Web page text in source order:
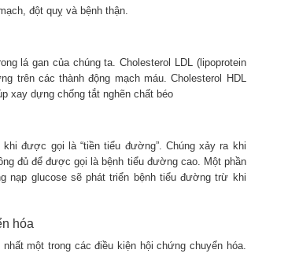
đột quỵ và bệnh thận.
lá gan của chúng ta. Cholesterol LDL (lipoprotein
trên các thành động mạch máu. Cholesterol HDL
xay dựng chống tắt nghẽn chất béo
được gọi là “tiền tiểu đường”. Chúng xảy ra khi
đủ để được gọi là bệnh tiểu đường cao. Một phần
nạp glucose sẽ phát triển bệnh tiểu đường trừ khi
hóa
một trong các điều kiện hội chứng chuyển hóa.